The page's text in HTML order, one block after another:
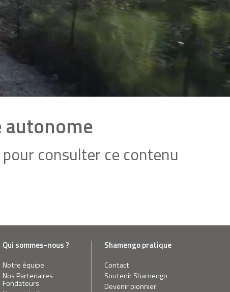
autonome
consulter ce contenu
Qui sommes-nous ?
Notre équipe
Nos Partenaires
Fondateurs
Shamengo pratique
Contact
Soutenir Shamengo
Devenir pionnier